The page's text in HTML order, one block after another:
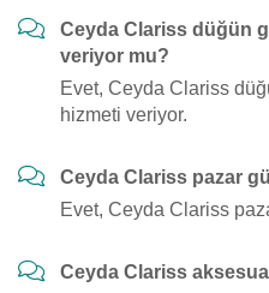
Ceyda Clariss düğün
veriyor mu?
Evet, Ceyda Clariss
hizmeti veriyor.
Ceyda Clariss pazar
Evet, Ceyda Clariss
Ceyda Clariss